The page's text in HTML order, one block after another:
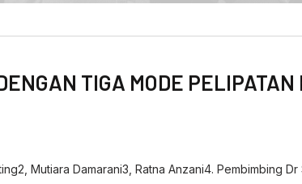
TIGA MODE
Mutiara Damarani3, Ratna Anzani4. Pembimbing